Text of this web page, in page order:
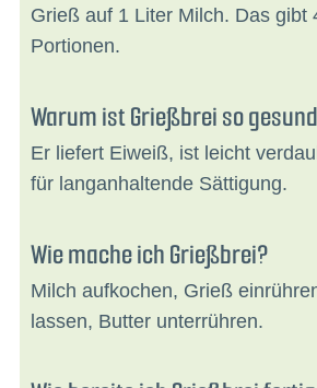
Grieß auf 1 Liter Milch. Das gibt
Portionen.
Warum ist Grießbrei so
Er liefert Eiweiß, ist leicht
für langanhaltende Sättigung.
Wie mache ich Grießbrei?
Milch aufkochen, Grieß
lassen, Butter unterrühren.